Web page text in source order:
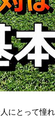
にとって憧